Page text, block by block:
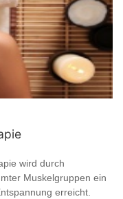
wird durch
Muskelgruppen ein
erreicht.